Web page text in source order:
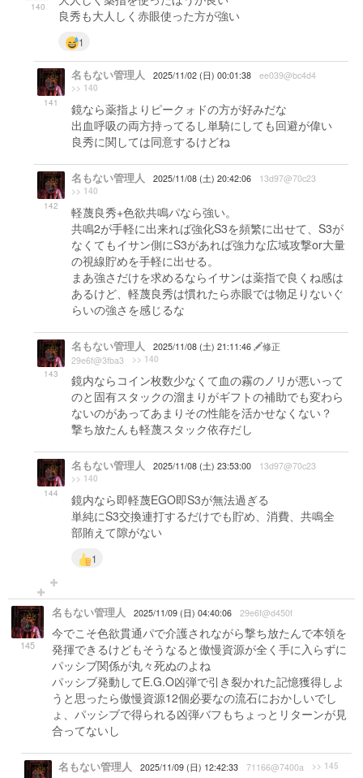
140
良秀も大人しく赤眼使った方が強い
1
141
名もない管理人 2025/11/02 (日) 00:01:38 ee039@bc4d4
>> 140
鏡なら薬指よりピークォドの方が好みだな
出血呼吸の両方持ってるし単騎にしても回避が偉い
良秀に関しては同意するけどね
142
名もない管理人 2025/11/08 (土) 20:42:06 13d97@70c23
>> 140
軽蔑良秀+色欲共鳴パなら強い。
共鳴2が手軽に出来れば強化S3を頻繁に出せて、S3が
なくてもイサン側にS3があれば強力な広域攻撃or大量
の視線貯めを手軽に出せる。
まあ強さだけを求めるならイサンは薬指で良くね感は
あるけど、軽蔑良秀は慣れたら赤眼では物足りないぐ
らいの強さを感じるな
143
名もない管理人 2025/11/08 (土) 21:11:46
修正
29e6f@3fba3
>> 140
鏡内ならコイン枚数少なくて血の霧のノリが悪いって
のと固有スタックの溜まりがギフトの補助でも変わら
ないのがあってあまりその性能を活かせなくない？
撃ち放たんも軽蔑スタック依存だし
144
名もない管理人 2025/11/08 (土) 23:53:00 13d97@70c23
>> 140
鏡内なら即軽蔑EGO即S3が無法過ぎる
単純にS3交換連打するだけでも貯め、消費、共鳴全
部賄えて隙がない
1
145
名もない管理人 2025/11/09 (日) 04:40:06 29e6f@d450f
今でこそ色欲貫通パで介護されながら撃ち放たんで本領を
発揮できるけどもそうなると傲慢資源が全く手に入らずに
パッシブ関係が丸々死ぬのよね
パッシブ発動してE.G.O凶弾で引き裂かれた記憶獲得しよ
うと思ったら傲慢資源12個必要なの流石におかしいでし
ょ、パッシブで得られる凶弾バフもちょっとリターンが見
合ってないし
名もない管理人 2025/11/09 (日) 12:42:33 71166@7400a >> 145